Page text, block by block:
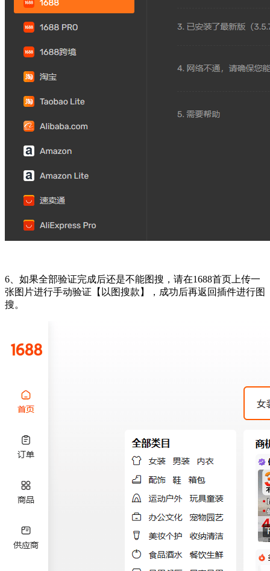
6、如果全部验证完成后还是不能图搜，请在1688首页上传一
张图片进行手动验证【以图搜款】，成功后再返回插件进行图
搜。